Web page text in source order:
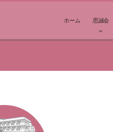
ホーム 思誠会